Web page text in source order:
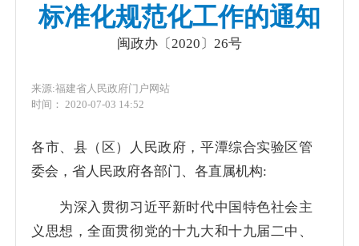
标准化规范化工作的通知
闽政办〔2020〕26号
来源:福建省人民政府门户网站
时间： 2020-07-03 14:52
各市、县（区）人民政府，平潭综合实验区管
委会，省人民政府各部门、各直属机构:
为深入贯彻习近平新时代中国特色社会主
义思想，全面贯彻党的十九大和十九届二中、